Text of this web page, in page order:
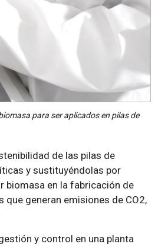
para ser aplicados en pilas de
de las pilas de
y sustituyéndolas por
biomasa en la fabricación de
generan emisiones de CO2,
y control en una planta